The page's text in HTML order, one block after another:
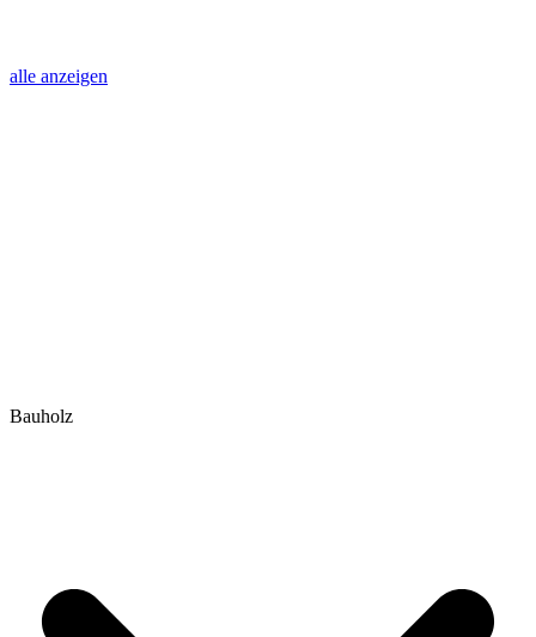
alle anzeigen
Bauholz